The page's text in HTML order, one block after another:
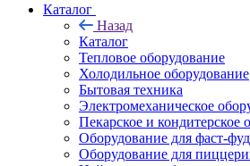
Каталог
Назад
Каталог
Тепловое оборудование
Холодильное оборудование
Бытовая техника
Электромеханическое
Пекарское и кондитерское
Оборудование для фаст-
Оборудование для